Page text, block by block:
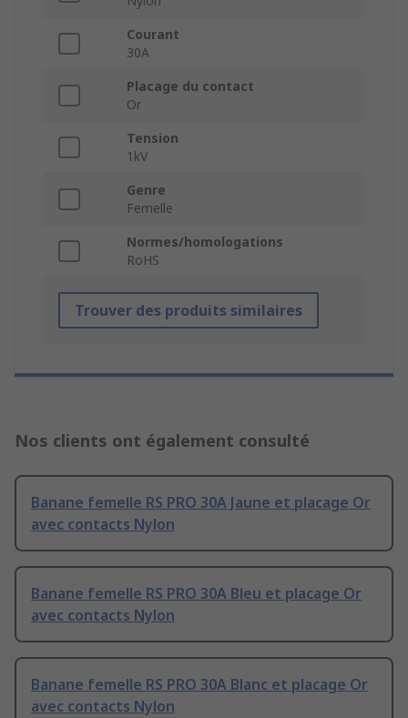
Courant
30A
Placage du contact
Or
Tension
1kV
Genre
Femelle
Normes/homologations
RoHS
Trouver des produits similaires
Nos clients ont également consulté
Banane femelle RS PRO 30A Jaune et placage Or
avec contacts Nylon
Banane femelle RS PRO 30A Bleu et placage Or
avec contacts Nylon
Banane femelle RS PRO 30A Blanc et placage Or
avec contacts Nylon